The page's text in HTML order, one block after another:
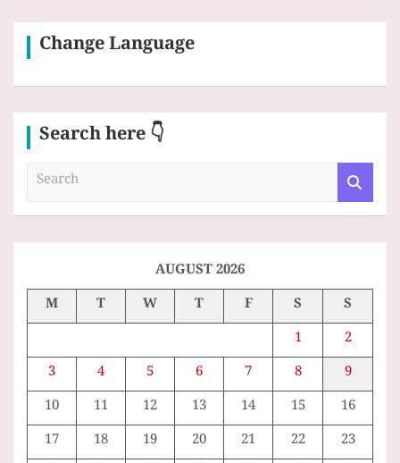
Change Language
Search here 👇
AUGUST 2026
M
T W T F S
S
1
2
3
4 5 6 7 8
9
10
11 12 13 14 15
16
17
18 19 20 21 22
23